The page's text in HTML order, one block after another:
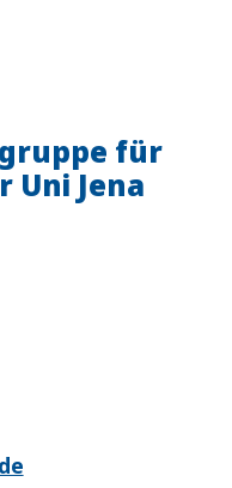
für
Uni Jena